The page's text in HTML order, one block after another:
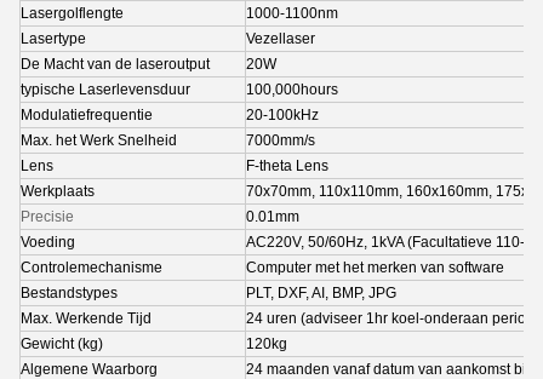
Lasergolflengte
1000-1100nm
Lasertype
Vezellaser
De Macht van de laseroutput
20W
typische Laserlevensduur
100,000hours
Modulatiefrequentie
20-100kHz
Max. het Werk Snelheid
7000mm/s
Lens
F-theta Lens
Werkplaats
70x70mm, 110x110mm, 160x160mm,
Precisie
0.01mm
Voeding
AC220V, 50/60Hz, 1kVA (Facultatieve 110-
Controlemechanisme
Computer met het merken van software
Bestandstypes
PLT, DXF, AI, BMP, JPG
Max. Werkende Tijd
24 uren (adviseer 1hr koel-onderaan
Gewicht (kg)
120kg
Algemene Waarborg
24 maanden vanaf datum van aankomst bij